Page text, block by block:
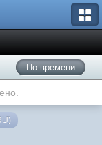
По времени